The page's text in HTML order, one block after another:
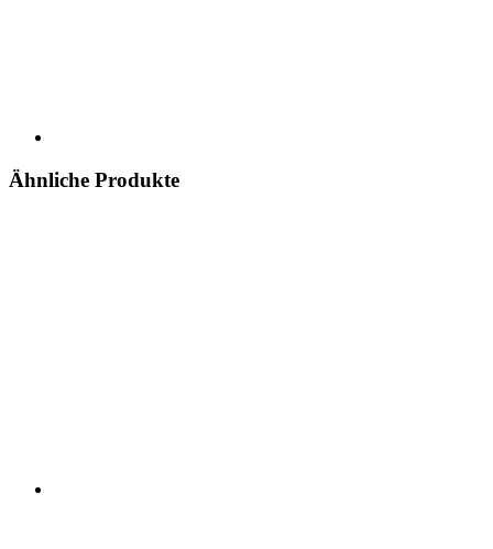
Ähnliche Produkte